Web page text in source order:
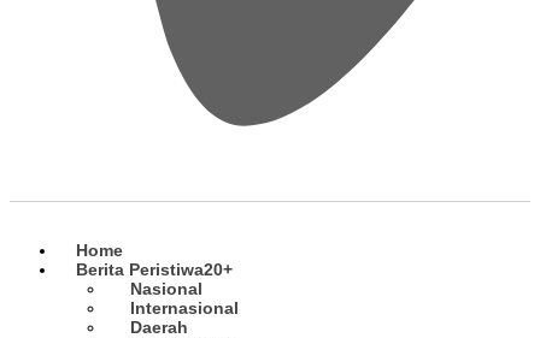
Home
Berita Peristiwa20+
Nasional
Internasional
Daerah